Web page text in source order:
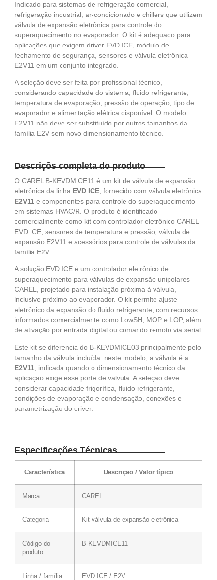
Indicado para sistemas de refrigeração comercial,
refrigeração industrial, ar-condicionado e chillers que utilizem
válvula de expansão eletrônica para controle do
superaquecimento no evaporador. O kit é adequado para
aplicações que exigem driver EVD ICE, módulo de
fechamento de segurança, sensores e válvula eletrônica
E2V11 em um conjunto integrado.
A seleção deve ser feita por profissional técnico,
considerando capacidade do sistema, fluido refrigerante,
temperatura de evaporação, pressão de operação, tipo de
evaporador e alimentação elétrica disponível. O modelo
E2V11 não deve ser substituído por outros tamanhos da
família E2V sem novo dimensionamento técnico.
Descriçõs completa do produto
O CAREL B-KEVDMICE11 é um kit de válvula de expansão
eletrônica da linha EVD ICE , fornecido com válvula eletrônica
E2V11 e componentes para controle do superaquecimento
em sistemas HVAC/R. O produto é identificado
comercialmente como kit com controlador eletrônico CAREL
EVD ICE, sensores de temperatura e pressão, válvula de
expansão E2V11 e acessórios para controle de válvulas da
família E2V.
A solução EVD ICE é um controlador eletrônico de
superaquecimento para válvulas de expansão unipolares
CAREL, projetado para instalação próxima à válvula,
inclusive próximo ao evaporador. O kit permite ajuste
eletrônico da expansão do fluido refrigerante, com recursos
informados comercialmente como LowSH, MOP e LOP, além
de ativação por entrada digital ou comando remoto via serial.
Este kit se diferencia do B-KEVDMICE03 principalmente pelo
tamanho da válvula incluída: neste modelo, a válvula é a
E2V11 , indicada quando o dimensionamento técnico da
aplicação exige esse porte de válvula. A seleção deve
considerar capacidade frigorífica, fluido refrigerante,
condições de evaporação e condensação, conexões e
parametrização do driver.
Especificações Técnicas
Característica Descrição / Valor típico
Marca CAREL
Categoria Kit válvula de expansão eletrônica
Código do
produto
B-KEVDMICE11
Linha / família EVD ICE / E2V